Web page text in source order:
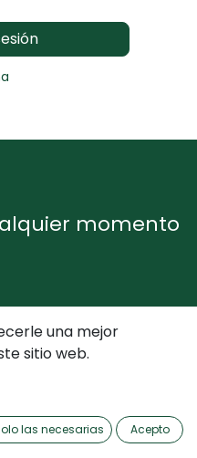
momento
una mejor
sitio web.
las necesarias Acepto